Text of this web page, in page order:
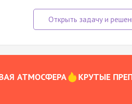
АТМОСФЕРА КРУТЫЕ